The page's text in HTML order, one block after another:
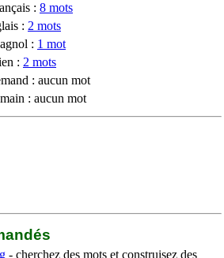
: 8 mots
: 2 mots
: 1 mot
: 2 mots
: aucun mot
: aucun mot
- cherchez des mots et construisez des